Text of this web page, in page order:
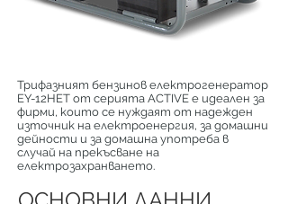
Трифазният бензинов електрогенератор
EY-12HET от серията ACTIVE е идеален за
фирми, които се нуждаят от надежден
източник на електроенергия, за домашни
дейности и за домашна употреба в
случай на прекъсване на
електрозахранването.